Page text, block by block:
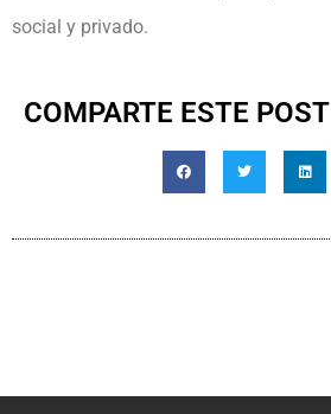
social y privado.
COMPARTE ESTE POST